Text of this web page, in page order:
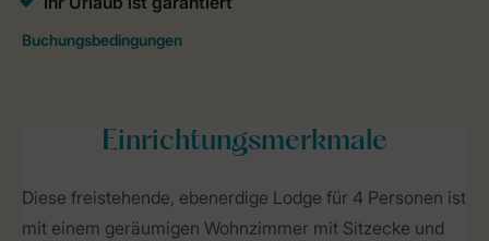
Einrichtungsmerkmale
Diese freistehende, ebenerdige Lodge für 4 Personen ist
mit einem geräumigen Wohnzimmer mit Sitzecke und